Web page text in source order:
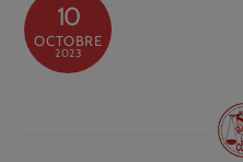
10
OCTOBRE
2023